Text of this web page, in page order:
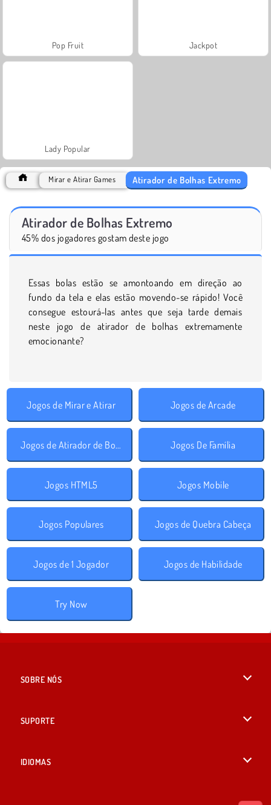
Pop Fruit Jackpot
Lady Popular
Mirar e Atirar Games Atirador de Bolhas Extremo
Atirador de Bolhas Extremo
45% dos jogadores gostam deste jogo
Essas bolas estão se amontoando em direção ao
fundo da tela e elas estão movendo-se rápido! Você
consegue estourá-las antes que seja tarde demais
neste jogo de atirador de bolhas extremamente
emocionante?
Jogos de Mirar e Atirar Jogos de Arcade
Jogos de Atirador de Bolhas Jogos De Família
Jogos HTML5 Jogos Mobile
Jogos Populares Jogos de Quebra Cabeça
Jogos de 1 Jogador Jogos de Habilidade
Try Now
SOBRE NÓS
SUPORTE
IDIOMAS